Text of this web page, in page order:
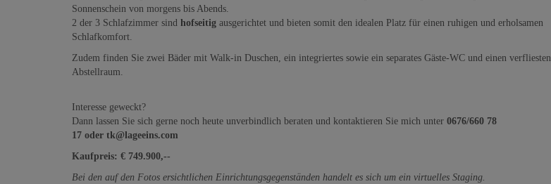
Sonnenschein von morgens bis Abends.
2 der 3 Schlafzimmer sind hofseitig ausgerichtet und bieten somit den idealen Platz für einen ruhigen und erholsamen
Schlafkomfort.
Zudem finden Sie zwei Bäder mit Walk-in Duschen, ein integriertes sowie ein separates Gäste-WC und einen verfliesten
Abstellraum.
Interesse geweckt?
Dann lassen Sie sich gerne noch heute unverbindlich beraten und kontaktieren Sie mich unter 0676/660 78
17 oder tk@lageeins.com
Kaufpreis: € 749.900,--
Bei den auf den Fotos ersichtlichen Einrichtungsgegenständen handelt es sich um ein virtuelles Staging.